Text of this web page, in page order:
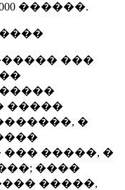
������.
���
�����
�
�����, �
����
�����,